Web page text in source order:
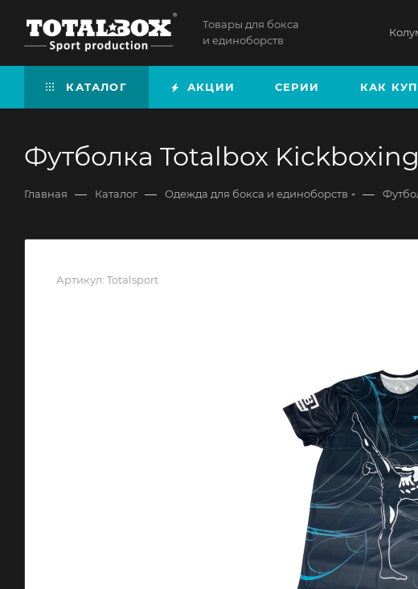
Товары для бокса
и единоборств
КАТАЛОГ АКЦИИ СЕРИИ КАК
Футболка Totalbox
Главная — Каталог — Одежда для бокса и единоборств —
Артикул: Totalsport